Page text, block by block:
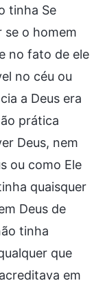
tinha Se
se o homem
no fato de ele
no céu ou
a Deus era
prática
Deus, nem
ou como Ele
quaisquer
Deus de
tinha
que
em